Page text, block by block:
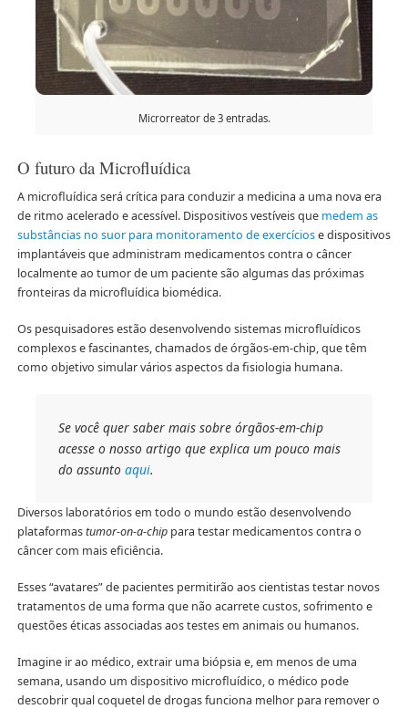
Microrreator de 3 entradas.
O futuro da Microfluídica
A microfluídica será crítica para conduzir a medicina a uma nova era
de ritmo acelerado e acessível. Dispositivos vestíveis que medem as
substâncias no suor para monitoramento de exercíciose dispositivos
implantáveis ​​que administram medicamentos contra o câncer
localmente ao tumor de um paciente são algumas das próximas
fronteiras da microfluídica biomédica.
Os pesquisadores estão desenvolvendo sistemas microfluídicos
complexos e fascinantes, chamados de órgãos-em-chip, que têm
como objetivo simular vários aspectos da fisiologia humana.
Se você quer saber mais sobre órgãos-em-chip
acesse o nosso artigo que explica um pouco mais
do assuntoaqui.
Diversos laboratórios em todo o mundo estão desenvolvendo
plataformastumor-on-a-chippara testar medicamentos contra o
câncer com mais eficiência.
Esses “avatares” de pacientes permitirão aos cientistas testar novos
tratamentos de uma forma que não acarrete custos, sofrimento e
questões éticas associadas aos testes em animais ou humanos.
Imagine ir ao médico, extrair uma biópsia e, em menos de uma
semana, usando um dispositivo microfluídico, o médico pode
descobrir qual coquetel de drogas funciona melhor para remover o